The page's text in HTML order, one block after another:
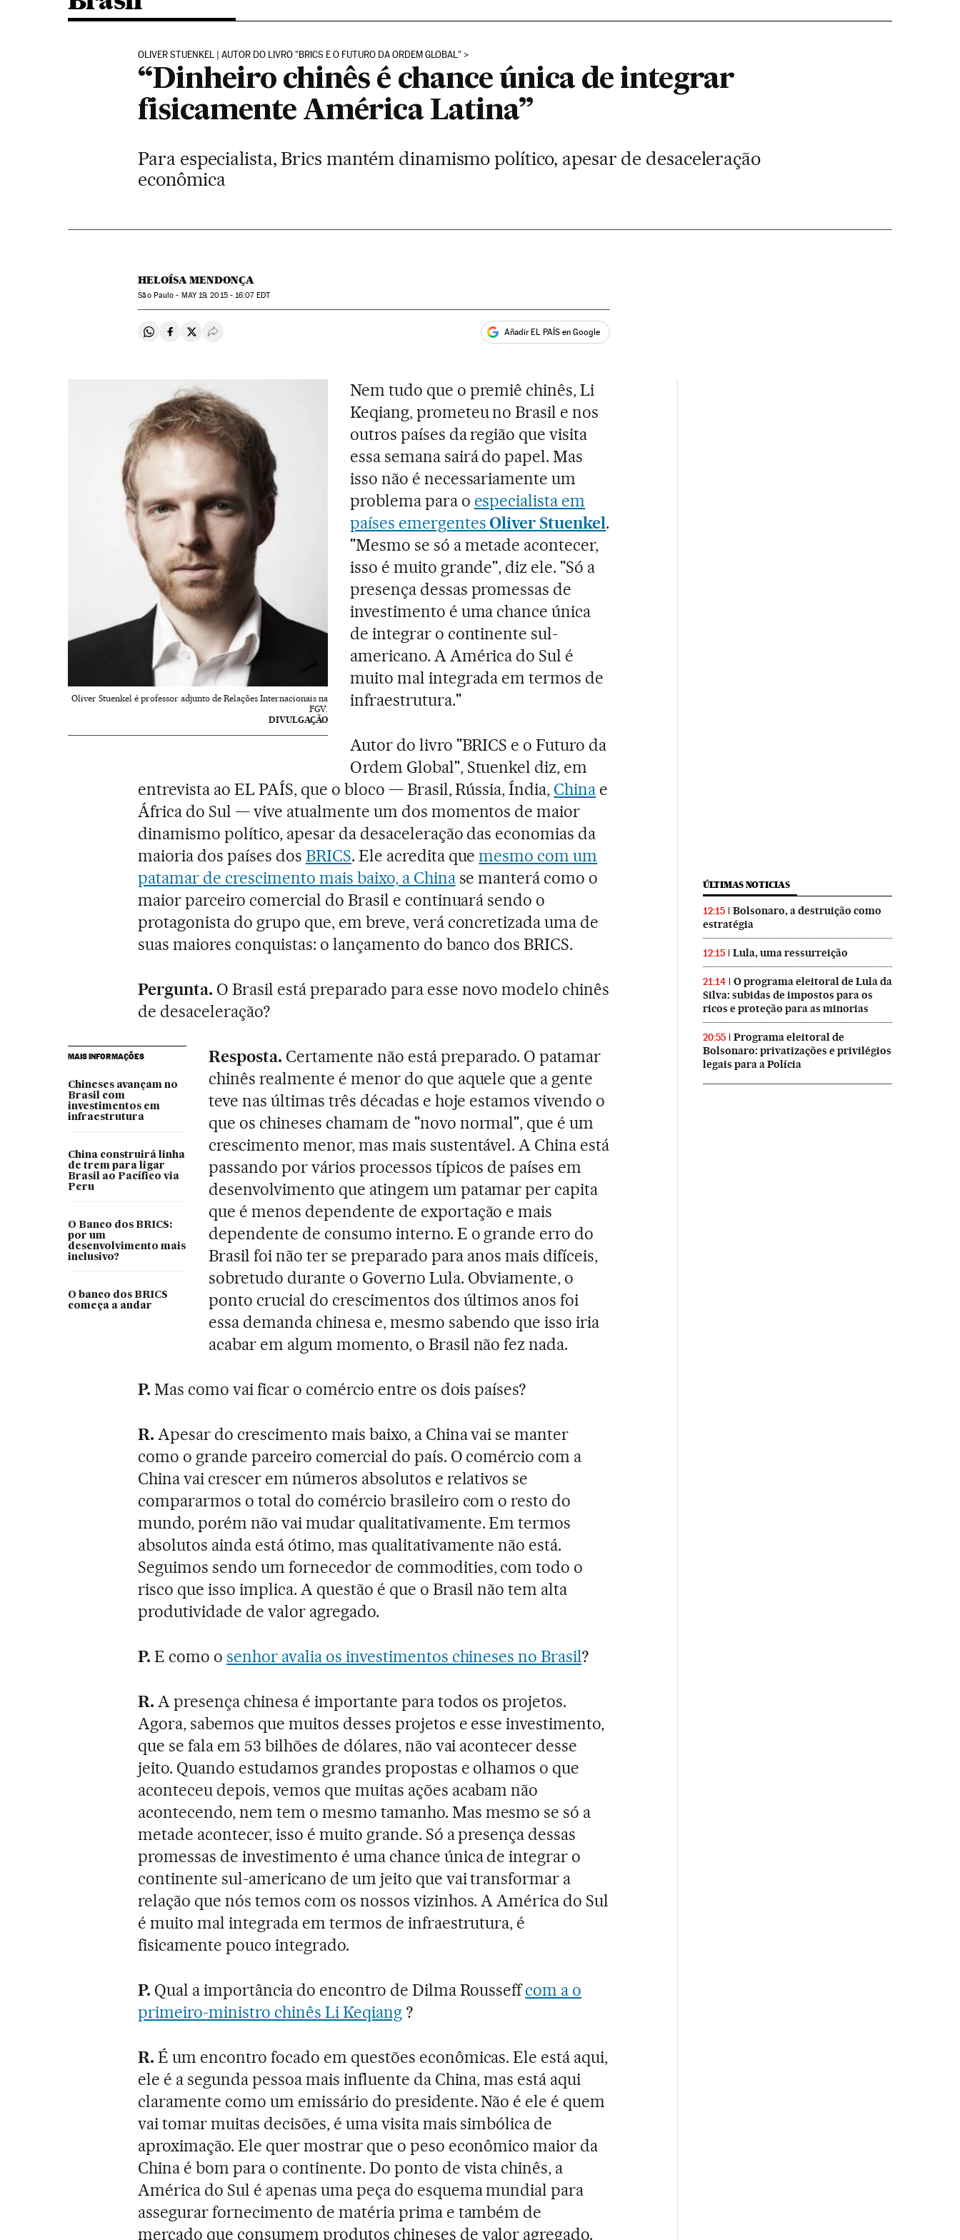
OLIVER STUENKEL | AUTOR DO LIVRO "BRICS E O FUTURO DA ORDEM GLOBAL"
“Dinheiro chinês é chance única de integrar
fisicamente América Latina”
Para especialista, Brics mantém dinamismo político, apesar de desaceleração
econômica
HELOÍSA MENDONÇA
São Paulo - MAY19, 2015 - 16:07EDT
Compartir en Whatsapp
Compartir en Facebook
Compartir en Twitter
Desplegar Redes Sociales Añadir EL PAÍS en Google
Oliver Stuenkel é professor adjunto de Relações Internacionais na
FGV.
DIVULGAÇÃO
Nem tudo que o premiê chinês, Li
Keqiang, prometeu no Brasil e nos
outros países da região que visita
essa semana sairá do papel. Mas
isso não é necessariamente um
problema para o especialista em
países emergentes Oliver Stuenkel.
"Mesmo se só a metade acontecer,
isso é muito grande", diz ele. "Só a
presença dessas promessas de
investimento é uma chance única
de integrar o continente sul-
americano. A América do Sul é
muito mal integrada em termos de
infraestrutura."
Autor do livro "BRICS e o Futuro da
Ordem Global", Stuenkel diz, em
entrevista ao EL PAÍS, que o bloco — Brasil, Rússia, Índia, China e
África do Sul — vive atualmente um dos momentos de maior
dinamismo político, apesar da desaceleração das economias da
maioria dos países dos BRICS. Ele acredita quemesmo com um
patamar de crescimento mais baixo, a Chinase manterá como o
maior parceiro comercial do Brasil e continuará sendo o
protagonista do grupo que, em breve, verá concretizada uma de
suas maiores conquistas: o lançamento do banco dos BRICS.
Pergunta. O Brasil está preparado para esse novo modelo chinês
de desaceleração?
MAIS INFORMAÇÕES
Chineses avançam no
Brasil com
investimentos em
infraestrutura
China construirá linha
de trem para ligar
Brasil ao Pacífico via
Peru
O Banco dos BRICS:
por um
desenvolvimento mais
inclusivo?
O banco dos BRICS
começa a andar
Resposta. Certamente não está preparado. O patamar
chinês realmente é menor do que aquele que a gente
teve nas últimas três décadas e hoje estamos vivendo o
que os chineses chamam de "novo normal", que é um
crescimento menor, mas mais sustentável. A China está
passando por vários processos típicos de países em
desenvolvimento que atingem um patamar per capita
que é menos dependente de exportação e mais
dependente de consumo interno. E o grande erro do
Brasil foi não ter se preparado para anos mais difíceis,
sobretudo durante o Governo Lula. Obviamente, o
ponto crucial do crescimentos dos últimos anos foi
essa demanda chinesa e, mesmo sabendo que isso iria
acabar em algum momento, o Brasil não fez nada.
P. Mas como vai ficar o comércio entre os dois países?
R. Apesar do crescimento mais baixo, a China vai se manter
como o grande parceiro comercial do país. O comércio com a
China vai crescer em números absolutos e relativos se
compararmos o total do comércio brasileiro com o resto do
mundo, porém não vai mudar qualitativamente. Em termos
absolutos ainda está ótimo, mas qualitativamente não está.
Seguimos sendo um fornecedor de commodities, com todo o
risco que isso implica. A questão é que o Brasil não tem alta
produtividade de valor agregado.
P. E como osenhor avalia os investimentos chineses no Brasil?
R. A presença chinesa é importante para todos os projetos.
Agora, sabemos que muitos desses projetos e esse investimento,
que se fala em 53 bilhões de dólares, não vai acontecer desse
jeito. Quando estudamos grandes propostas e olhamos o que
aconteceu depois, vemos que muitas ações acabam não
acontecendo, nem tem o mesmo tamanho. Mas mesmo se só a
metade acontecer, isso é muito grande. Só a presença dessas
promessas de investimento é uma chance única de integrar o
continente sul-americano de um jeito que vai transformar a
relação que nós temos com os nossos vizinhos. A América do Sul
é muito mal integrada em termos de infraestrutura, é
fisicamente pouco integrado.
P. Qual a importância do encontro de Dilma Rousseffcom a o
primeiro-ministro chinês Li Keqiang?
R. É um encontro focado em questões econômicas. Ele está aqui,
ele é a segunda pessoa mais influente da China, mas está aqui
claramente como um emissário do presidente. Não é ele é quem
vai tomar muitas decisões, é uma visita mais simbólica de
aproximação. Ele quer mostrar que o peso econômico maior da
China é bom para o continente. Do ponto de vista chinês, a
América do Sul é apenas uma peça do esquema mundial para
assegurar fornecimento de matéria prima e também de
mercado que consumem produtos chineses de valor agregado.
ÚLTIMAS NOTICIAS
12:15
Bolsonaro, a destruição como
estratégia
12:15 Lula, uma ressurreição
21:14
O programa eleitoral de Lula da
Silva: subidas de impostos para os
ricos e proteção para as minorias
20:55
Programa eleitoral de
Bolsonaro: privatizações e privilégios
legais para a Polícia